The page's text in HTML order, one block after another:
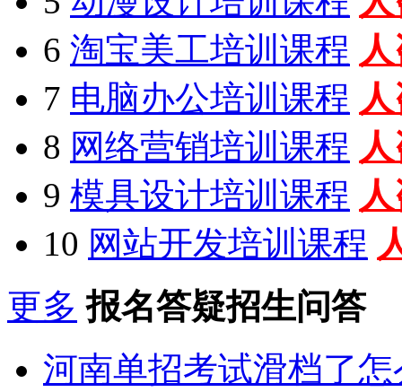
6 淘宝美工培训课程
7 电脑办公培训课程
8 网络营销培训课程
9 模具设计培训课程
10 网站开发培训课程
更多 报名答疑招生问答
河南单招考试滑档了